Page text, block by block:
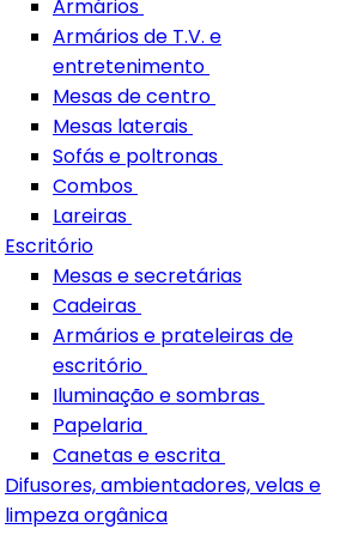
Armários
Armários de T.V. e
entretenimento
Mesas de centro
Mesas laterais
Sofás e poltronas
Combos
Lareiras
Escritório
Mesas e secretárias
Cadeiras
Armários e prateleiras de
escritório
Iluminação e sombras
Papelaria
Canetas e escrita
Difusores, ambientadores, velas e
limpeza orgânica